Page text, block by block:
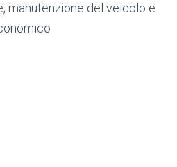
manutenzione del veicolo e